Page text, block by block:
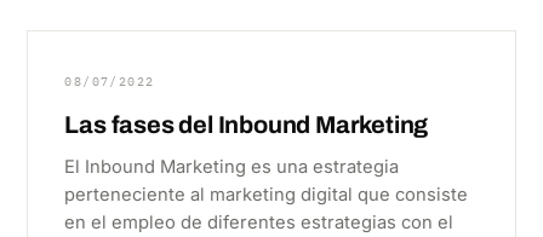
08/07/2022
Las fases del Inbound Marketing
El Inbound Marketing es una estrategia
perteneciente al marketing digital que consiste
en el empleo de diferentes estrategias con el